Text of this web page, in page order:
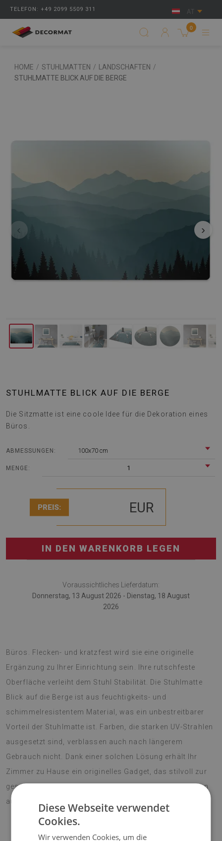
TELEFON: +49 2099 5509 311 AT
0
HOME / STUHLMATTEN / LANDSCHAFTEN /
STUHLMATTE BLICK AUF DIE BERGE
‹ ›
STUHLMATTE BLICK AUF DIE BERGE
Die Sitzmatte ist eine coole Idee für die Dekoration eines
Büros.
ABMESSUNGEN: 100x70 cm
MENGE: 1
PREIS: EUR
IN DEN WARENKORB LEGEN
Voraussichtliches Lieferdatum:
Donnerstag, 13 August 2026 - Dienstag, 18 August
2026
Büros. Flecken- und kratzfest wird sie eine originelle
Ergänzung zu Ihrer Einrichtung sein. Ihre rutschfeste
Oberfläche verleiht dem Stuhl Stabilität. Die Stuhlmatte
Blick auf die Berge ist aus feuchtigkeits- und
schimmelresistentem Material, was ein unbestreitbarer
Vorteil der Stuhlmatte ist. Farben, die starken UV-Strahlen
ausgesetzt sind, verblassen auch nach längerem
Gebrauch nicht. Dank einer solchen Lösung erhält Ihr
Zimmer zu Hause ein originelles Gadget, das stilvoll zur
gesamten Einrichtung passt. Setzen Sie in dieser Saison
auf den Boho-Sitl.Diese Webseite verwendet
Cookies.
Wir verwenden Cookies, um die